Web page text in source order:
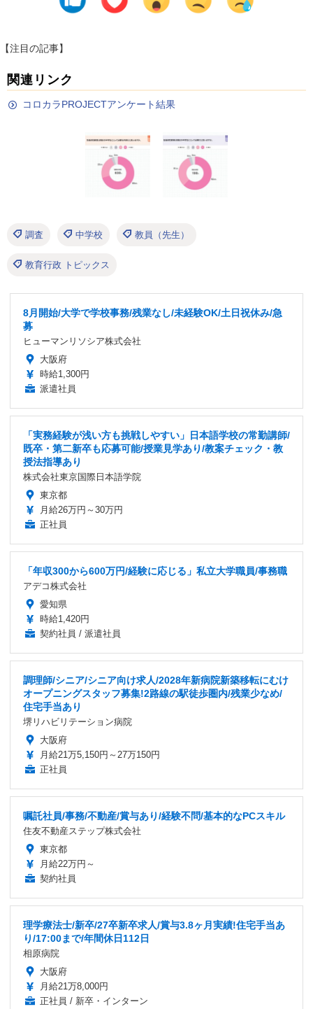
【注目の記事】
関連リンク
コロカラPROJECTアンケート結果
調査 中学校 教員（先生）
教育行政 トピックス
8月開始/大学で学校事務/残業なし/未経験OK/土日祝休み/急
募
ヒューマンリソシア株式会社
大阪府
時給1,300円
派遣社員
「実務経験が浅い方も挑戦しやすい」日本語学校の常勤講師/
既卒・第二新卒も応募可能/授業見学あり/教案チェック・教
授法指導あり
株式会社東京国際日本語学院
東京都
月給26万円～30万円
正社員
「年収300から600万円/経験に応じる」私立大学職員/事務職
アデコ株式会社
愛知県
時給1,420円
契約社員 / 派遣社員
調理師/シニア/シニア向け求人/2028年新病院新築移転にむけ
オープニングスタッフ募集!2路線の駅徒歩圏内/残業少なめ/
住宅手当あり
堺リハビリテーション病院
大阪府
月給21万5,150円～27万150円
正社員
嘱託社員/事務/不動産/賞与あり/経験不問/基本的なPCスキル
住友不動産ステップ株式会社
東京都
月給22万円～
契約社員
理学療法士/新卒/27卒新卒求人/賞与3.8ヶ月実績!住宅手当あ
り/17:00まで/年間休日112日
相原病院
大阪府
月給21万8,000円
正社員 / 新卒・インターン